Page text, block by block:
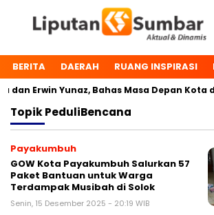
BERITA DAERAH RUANG INSPIRASI
Erwin Yunaz, Bahas Masa Depan Kota
TopikPeduliBencana
Payakumbuh
GOW Kota Payakumbuh Salurkan 57
Paket Bantuan untuk Warga
Terdampak Musibah di Solok
Senin, 15 Desember 2025 - 20:19 WIB